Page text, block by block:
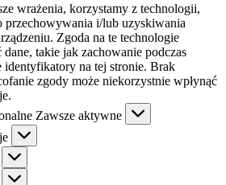
wrażenia, korzystamy z technologii,
i/lub uzyskiwania
Zgoda na te technologie
takie jak zachowanie podczas
identyfikatory na tej stronie. Brak
zgody może niekorzystnie wpłynąć
Zawsze aktywne